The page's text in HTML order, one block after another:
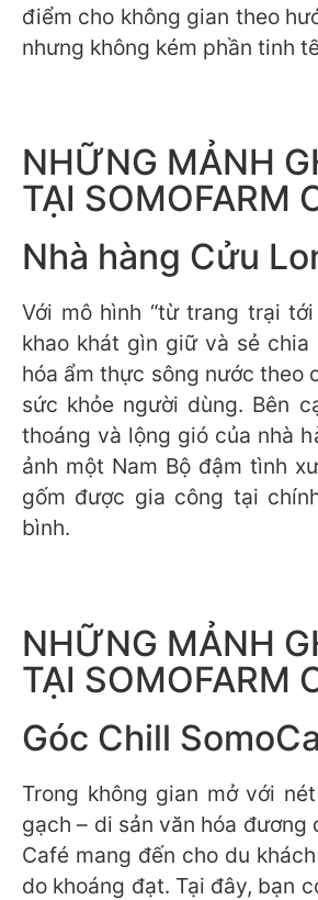
điểm cho không gian theo
nhưng không kém phần tinh
NHỮNG MẢNH
TẠI SOMOFARM
Nhà hàng Cửu
Với mô hình “từ trang trại
khao khát gìn giữ và sẻ
hóa ẩm thực sông nước theo
sức khỏe người dùng. Bên
thoáng và lộng gió của nhà
ảnh một Nam Bộ đậm tình
gốm được gia công tại
bình.
NHỮNG MẢNH
TẠI SOMOFARM
Góc Chill
Trong không gian mở với
gạch – di sản văn hóa
Café mang đến cho du
do khoáng đạt. Tại đây, bạn